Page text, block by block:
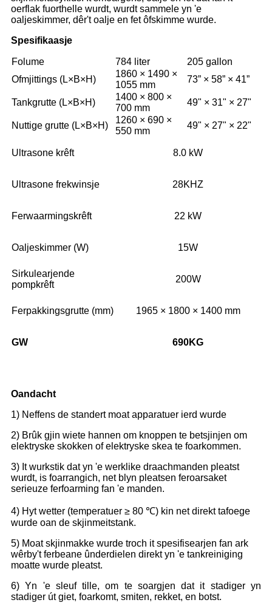
oerflak fuorthelle wurdt, wurdt sammele yn 'e
oaljeskimmer, dêr't oalje en fet ôfskimme wurde.
Spesifikaasje
Folume 784 liter
205 gallon
Ofmjittings (L×B×H)
1860 × 1490 ×
1055 mm
73” × 58” × 41”
Tankgrutte (L×B×H)
1400 × 800 ×
700 mm
49" × 31" × 27"
Nuttige grutte (L×B×H)
1260 × 690 ×
550 mm
49" × 27" × 22"
Ultrasone krêft 8.0 kW
Ultrasone frekwinsje 28KHZ
Ferwaarmingskrêft 22 kW
Oaljeskimmer (W) 15W
Sirkulearjende
pompkrêft
200W
Ferpakkingsgrutte (mm) 1965 × 1800 × 1400 mm
GW 690KG
Oandacht
1) Neffens de standert moat apparatuer ierd wurde
2) Brûk gjin wiete hannen om knoppen te betsjinjen om
elektryske skokken of elektryske skea te foarkommen.
3) It wurkstik dat yn 'e werklike draachmanden pleatst
wurdt, is foarrangich, net blyn pleatsen feroarsaket
serieuze ferfoarming fan 'e manden.
4) Hyt wetter (temperatuer ≥ 80 ℃) kin net direkt tafoege
wurde oan de skjinmeitstank.
5) Moat skjinmakke wurde troch it spesifisearjen fan ark
wêrby't ferbeane ûnderdielen direkt yn 'e tankreiniging
moatte wurde pleatst.
6) Yn 'e sleuf tille, om te soargjen dat it stadiger yn
stadiger út giet, foarkomt, smiten, rekket, en botst.